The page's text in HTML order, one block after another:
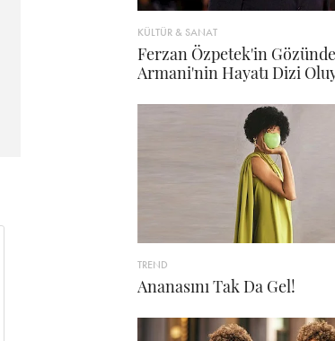
KÜLTÜR & SANAT
Ferzan Özpetek'in
Armani'nin Hayatı Dizi
TREND
Ananasını Tak Da Gel!